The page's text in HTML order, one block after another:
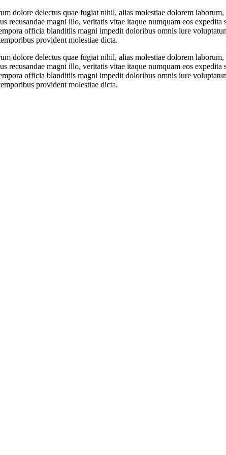
dolore delectus quae fugiat nihil, alias molestiae dolorem
recusandae magni illo, veritatis vitae itaque numquam eos
officia blanditiis magni impedit doloribus omnis iure
provident molestiae dicta.
dolore delectus quae fugiat nihil, alias molestiae dolorem
recusandae magni illo, veritatis vitae itaque numquam eos
officia blanditiis magni impedit doloribus omnis iure
provident molestiae dicta.